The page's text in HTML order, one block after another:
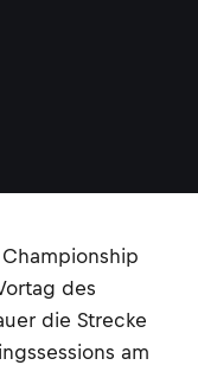
des
die Strecke
am